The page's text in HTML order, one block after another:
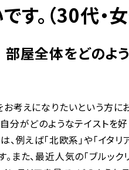
す。（30代・女
屋全体をどのよう
考えになりたいという方に
分がどのようなテイストを
、例えば「北欧系」や「イ
また、最近人気の「ブルッ